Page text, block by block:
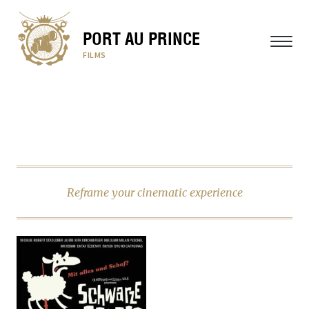
PORT AU PRINCE
FILMS
MENÜ
Reframe your cinematic experience